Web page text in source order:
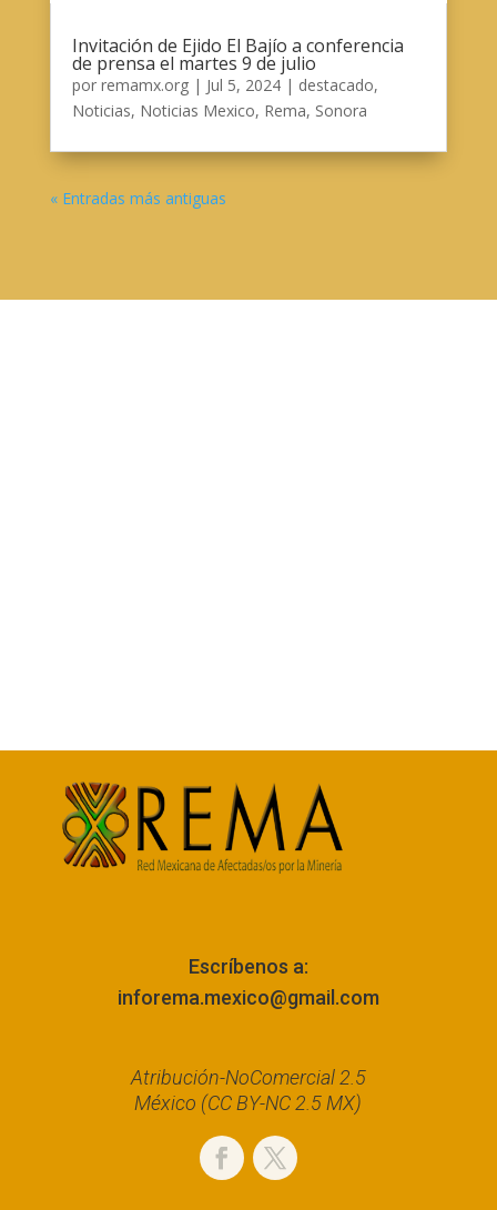
Invitación de Ejido El Bajío a conferencia
de prensa el martes 9 de julio
por remamx.org| Jul 5, 2024| destacado,
Noticias, Noticias Mexico, Rema, Sonora
« Entradas más antiguas
Escríbenos a:
inforema.mexico@gmail.com
Atribución-NoComercial 2.5
México (CC BY-NC 2.5 MX)